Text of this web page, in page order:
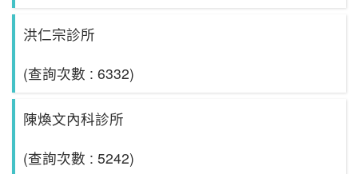
洪仁宗診所
(查詢次數 : 6332)
陳煥文內科診所
(查詢次數 : 5242)